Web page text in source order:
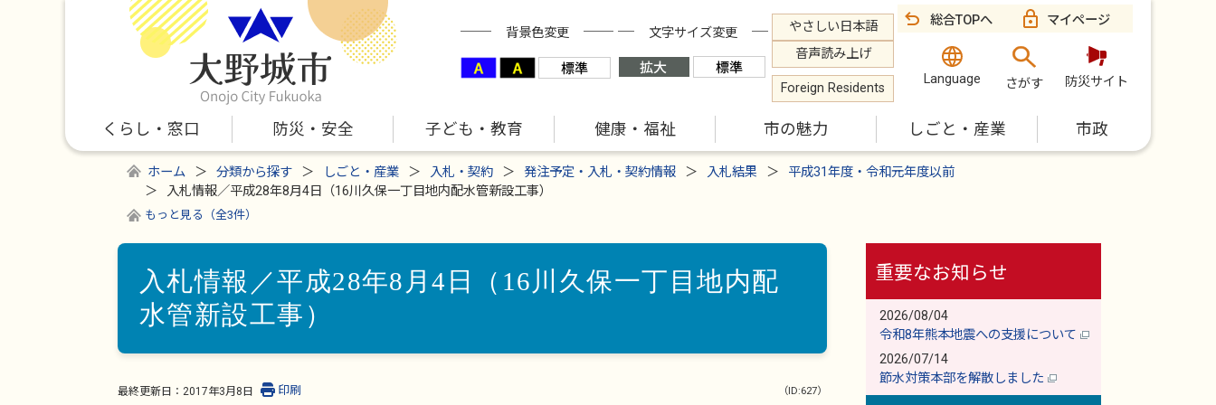
背景色変更 文字サイズ変更
やさしい日本語
音声読み上げ
Foreign Residents
総合TOPへ マイページ
Language さがす 防災サイト
くらし・窓口 防災・安全 子ども・教育 健康・福祉 市の魅力 しごと・産業 市政
ホーム 分類から探す しごと・産業 入札・契約 発注予定・入札・契約情報 入札結果
平成31年度・令和元年度以前
入札情報／平成28年8月4日（16川久保一丁目地内配水管新設工事）
もっと見る（全3件）
入札情報／平成28年8月4日（16川久保一丁目地内配
水管新設工事）
最終更新日： 2017年3月8日 （ID:627）
印刷
重要なお知らせ
2026/08/04
令和8年熊本地震への支援について
2026/07/14
節水対策本部を解散しました